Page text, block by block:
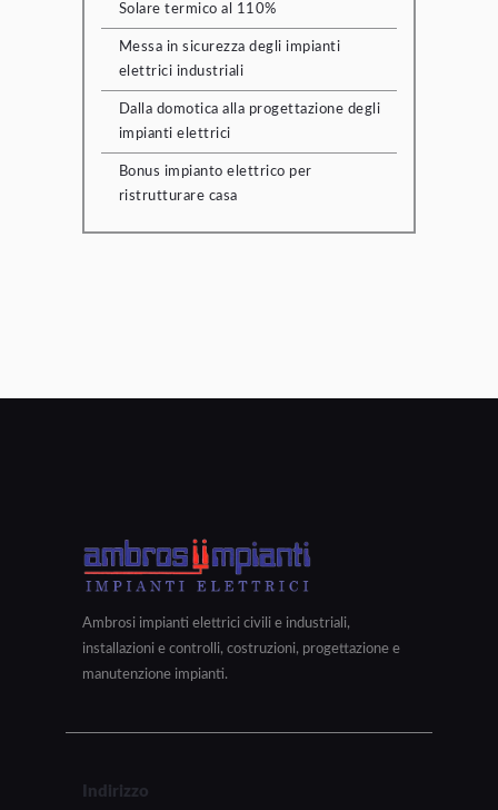
Solare termico al 110%
Messa in sicurezza degli impianti
elettrici industriali
Dalla domotica alla progettazione degli
impianti elettrici
Bonus impianto elettrico per
ristrutturare casa
Ambrosi impianti elettrici civili e industriali,
installazioni e controlli, costruzioni, progettazione e
manutenzione impianti.
Indirizzo